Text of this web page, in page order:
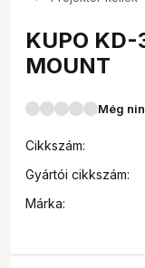
KUPO KD-
MOUNT
Még
Cikkszám:
Gyártói cikkszám:
Márka: